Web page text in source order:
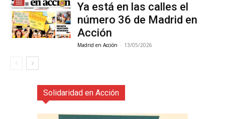
Ya está en las calles el
número 36 de Madrid en
Acción
Madrid en Acción - 13/05/2026
Solidaridad en Acción